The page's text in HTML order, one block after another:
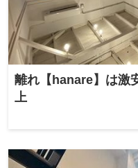
離れ【hanare】は激
上